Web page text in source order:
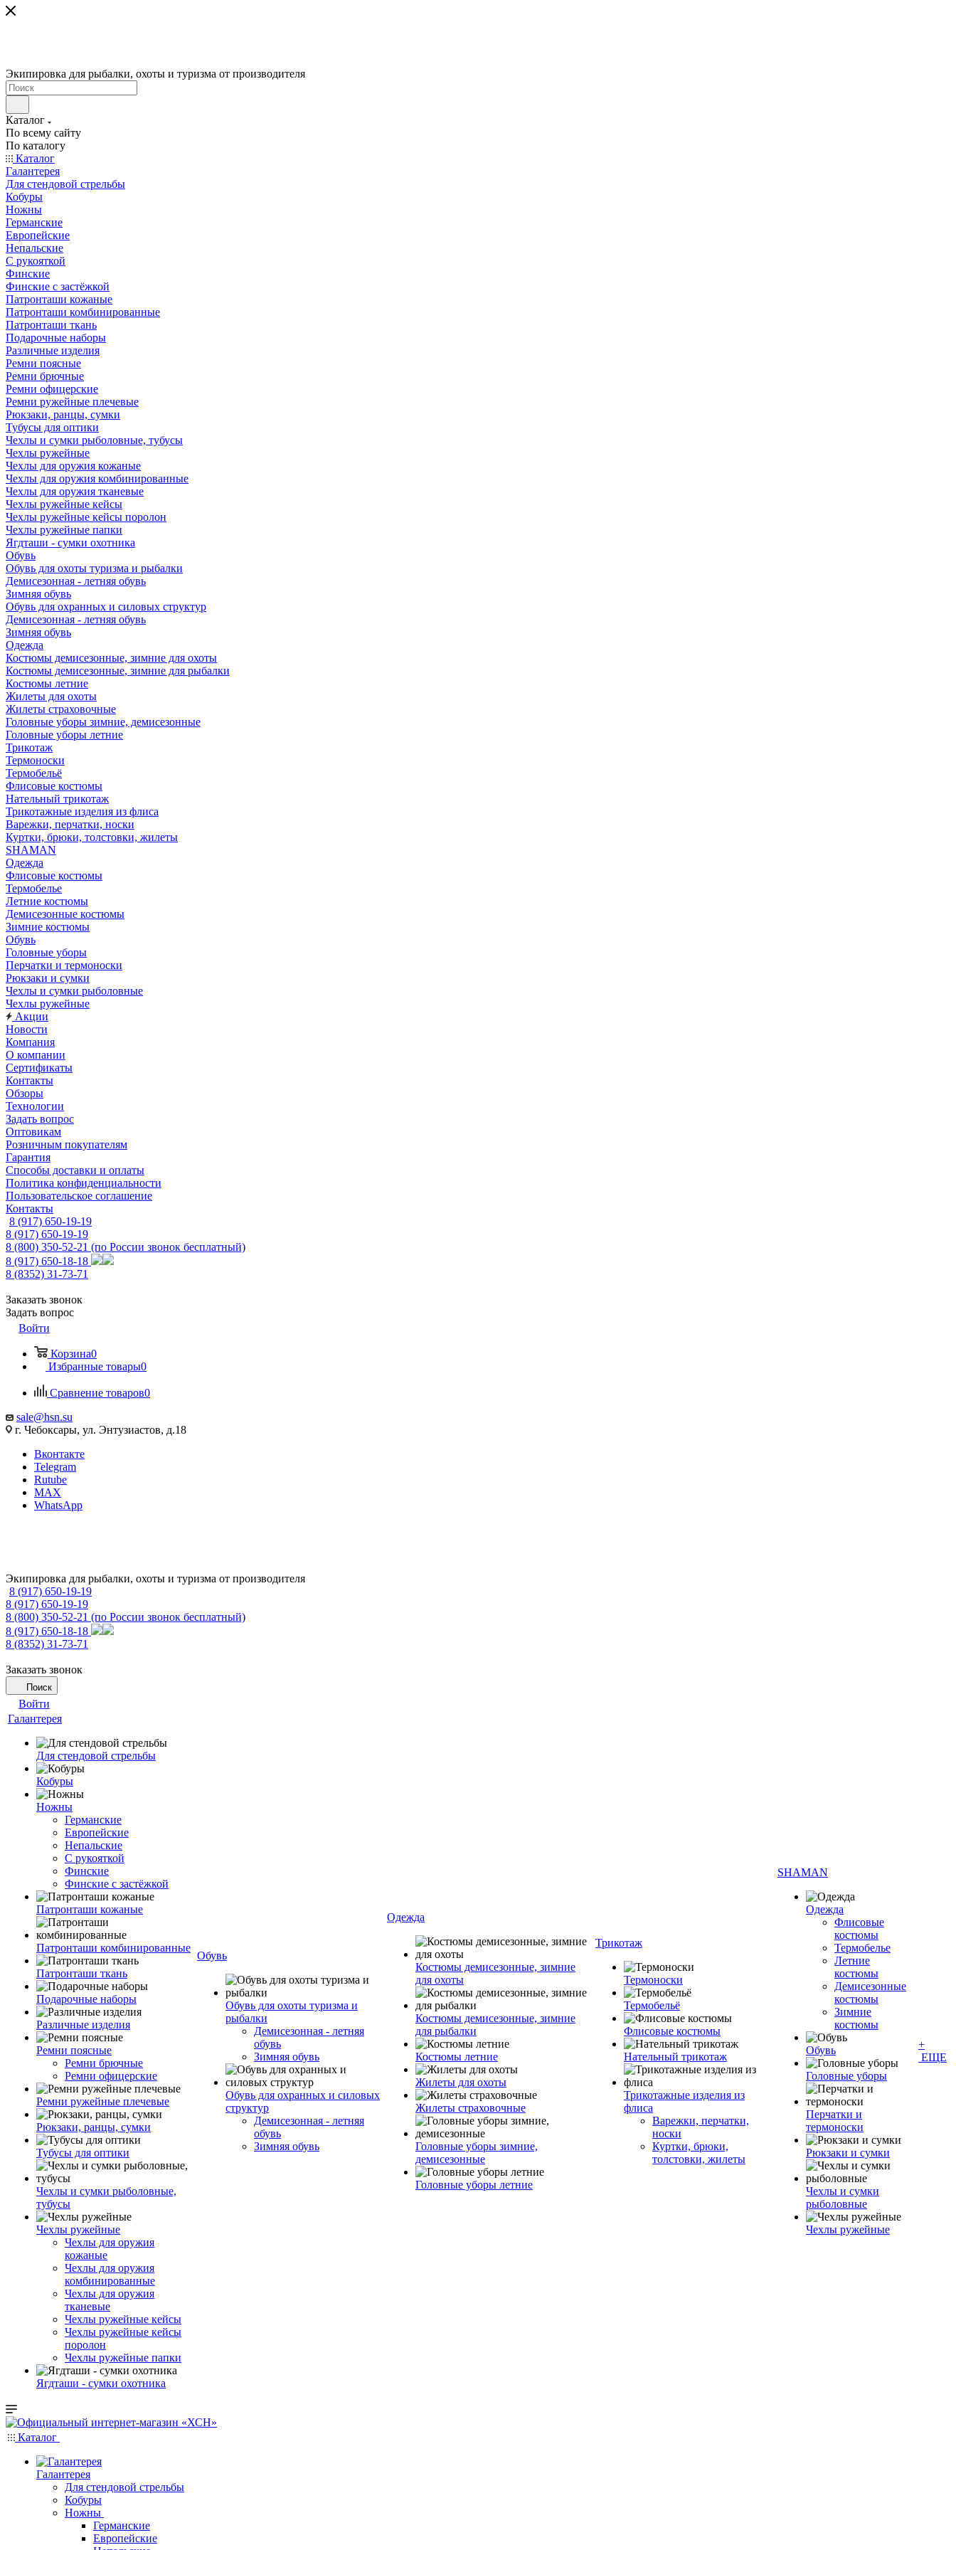
Экипировка для рыбалки, охоты и туризма от производителя
Каталог
По всему сайту
По каталогу
Каталог
Галантерея
Для стендовой стрельбы
Кобуры
Ножны
Германские
Европейские
Непальские
С рукояткой
Финские
Финские с застёжкой
Патронташи кожаные
Патронташи комбинированные
Патронташи ткань
Подарочные наборы
Различные изделия
Ремни поясные
Ремни брючные
Ремни офицерские
Ремни ружейные плечевые
Рюкзаки, ранцы, сумки
Тубусы для оптики
Чехлы и сумки рыболовные, тубусы
Чехлы ружейные
Чехлы для оружия кожаные
Чехлы для оружия комбинированные
Чехлы для оружия тканевые
Чехлы ружейные кейсы
Чехлы ружейные кейсы поролон
Чехлы ружейные папки
Ягдташи - сумки охотника
Обувь
Обувь для охоты туризма и рыбалки
Демисезонная - летняя обувь
Зимняя обувь
Обувь для охранных и силовых структур
Демисезонная - летняя обувь
Зимняя обувь
Одежда
Костюмы демисезонные, зимние для охоты
Костюмы демисезонные, зимние для рыбалки
Костюмы летние
Жилеты для охоты
Жилеты страховочные
Головные уборы зимние, демисезонные
Головные уборы летние
Трикотаж
Термоноски
Термобельё
Флисовые костюмы
Нательный трикотаж
Трикотажные изделия из флиса
Варежки, перчатки, носки
Куртки, брюки, толстовки, жилеты
SHAMAN
Одежда
Флисовые костюмы
Термобелье
Летние костюмы
Демисезонные костюмы
Зимние костюмы
Обувь
Головные уборы
Перчатки и термоноски
Рюкзаки и сумки
Чехлы и сумки рыболовные
Чехлы ружейные
Акции
Новости
Компания
О компании
Сертификаты
Контакты
Обзоры
Технологии
Задать вопрос
Оптовикам
Розничным покупателям
Гарантия
Способы доставки и оплаты
Политика конфиденциальности
Пользовательское соглашение
Контакты
8 (917) 650-19-19
8 (917) 650-19-19
8 (800) 350-52-21 (по России звонок бесплатный)
8 (917) 650-18-18
8 (8352) 31-73-71
Заказать звонок
Задать вопрос
Войти
Корзина0
Избранные товары0
Сравнение товаров0
sale@hsn.su
г. Чебоксары, ул. Энтузиастов, д.18
Вконтакте
Telegram
Rutube
MAX
WhatsApp
Экипировка для рыбалки, охоты и туризма от производителя
8 (917) 650-19-19
8 (917) 650-19-19
8 (800) 350-52-21 (по России звонок бесплатный)
8 (917) 650-18-18
8 (8352) 31-73-71
Заказать звонок
Поиск
Войти
Галантерея
Для стендовой стрельбы
Кобуры
Ножны
Германские
Европейские
Непальские
С рукояткой
Финские
Финские с застёжкой
Патронташи кожаные
Патронташи комбинированные
Патронташи ткань
Подарочные наборы
Различные изделия
Ремни поясные
Ремни брючные
Ремни офицерские
Ремни ружейные плечевые
Рюкзаки, ранцы, сумки
Тубусы для оптики
Чехлы и сумки рыболовные,
тубусы
Чехлы ружейные
Чехлы для оружия
кожаные
Чехлы для оружия
комбинированные
Чехлы для оружия
тканевые
Чехлы ружейные кейсы
Чехлы ружейные кейсы
поролон
Чехлы ружейные папки
Ягдташи - сумки охотника
Обувь
Обувь для охоты туризма и
рыбалки
Демисезонная - летняя
обувь
Зимняя обувь
Обувь для охранных и силовых
структур
Демисезонная - летняя
обувь
Зимняя обувь
Одежда
Костюмы демисезонные, зимние
для охоты
Костюмы демисезонные, зимние
для рыбалки
Костюмы летние
Жилеты для охоты
Жилеты страховочные
Головные уборы зимние,
демисезонные
Головные уборы летние
Трикотаж
Термоноски
Термобельё
Флисовые костюмы
Нательный трикотаж
Трикотажные изделия из
флиса
Варежки, перчатки,
носки
Куртки, брюки,
толстовки, жилеты
SHAMAN
Одежда
Флисовые
костюмы
Термобелье
Летние
костюмы
Демисезонные
костюмы
Зимние
костюмы
Обувь
Головные уборы
Перчатки и
термоноски
Рюкзаки и сумки
Чехлы и сумки
рыболовные
Чехлы ружейные
+
ЕЩЕ
Каталог
Галантерея
Для стендовой стрельбы
Кобуры
Ножны
Германские
Европейские